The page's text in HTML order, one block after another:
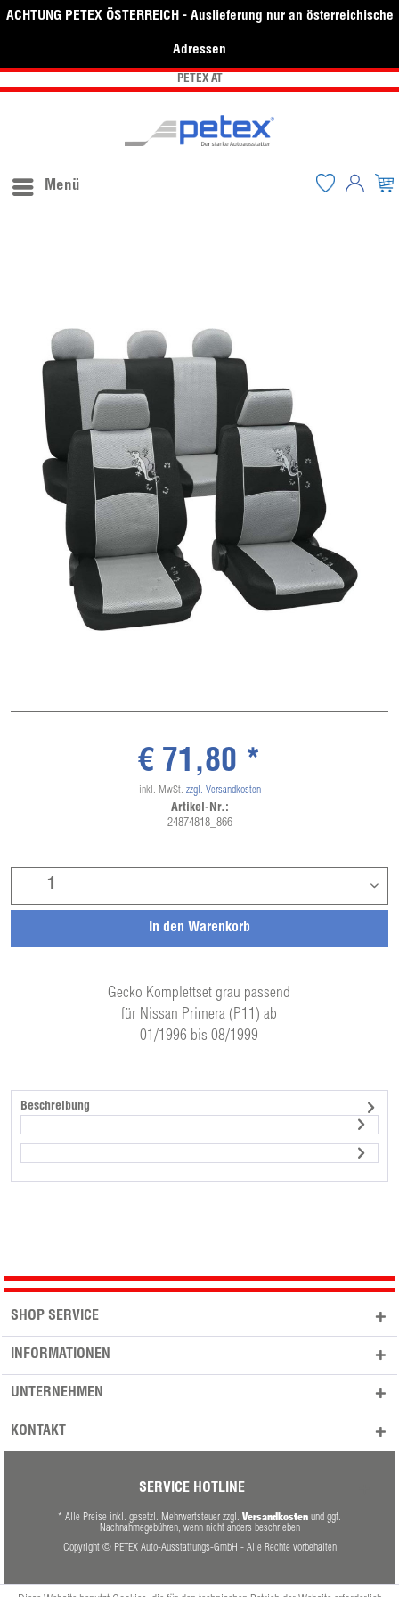
ACHTUNG PETEX ÖSTERREICH - Auslieferung nur an österreichische
Adressen
PETEX AT
Menü
Gecko Komplettset grau passend
für Nissan Primera (P11) ab
01/1996 bis 08/1999
In den Warenkorb
€ 71,80 *
inkl. MwSt. zzgl. Versandkosten
Artikel-Nr.:
24874818_866
Beschreibung
SHOP SERVICE
INFORMATIONEN
UNTERNEHMEN
KONTAKT
SERVICE HOTLINE
* Alle Preise inkl. gesetzl. Mehrwertsteuer zzgl. Versandkosten und ggf.
Nachnahmegebühren, wenn nicht anders beschrieben
Copyright © PETEX Auto-Ausstattungs-GmbH - Alle Rechte vorbehalten